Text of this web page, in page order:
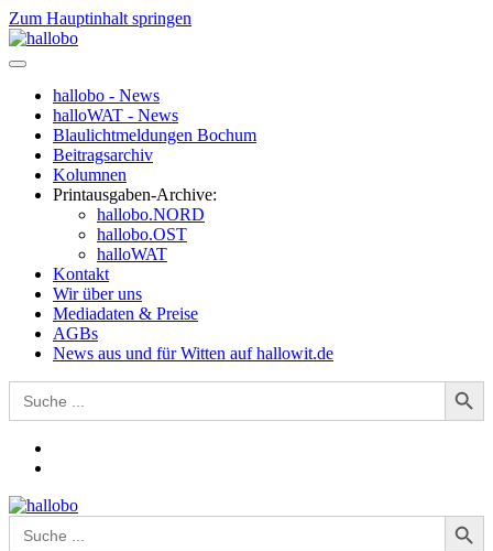
Zum Hauptinhalt springen
hallobo - News
halloWAT - News
Blaulichtmeldungen Bochum
Beitragsarchiv
Kolumnen
Printausgaben-Archive:
hallobo.NORD
hallobo.OST
halloWAT
Kontakt
Wir über uns
Mediadaten & Preise
AGBs
News aus und für Witten auf hallowit.de
Search
for:
Search Button
Search
for:
Search Button